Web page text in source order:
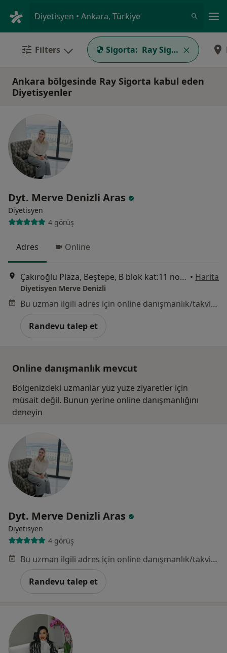
Diyetisyen • Ankara, Türkiye
Filters Sigorta: Ray Sigorta
Ankara bölgesinde Ray Sigorta kabul eden
Diyetisyenler
Dyt. Merve Denizli Aras
Diyetisyen
4 görüş
Adres Online
Çakıroğlu Plaza, Beştepe, B blok kat:11 no:77,, Ankara • Harita
Diyetisyen Merve Denizli
Bu uzman ilgili adres için online danışmanlık/takvim sunmuyor.
Randevu talep et
Online danışmanlık mevcut
Bölgenizdeki uzmanlar yüz yüze ziyaretler için
müsait değil. Bunun yerine online danışmanlığını
deneyin
Dyt. Merve Denizli Aras
Diyetisyen
4 görüş
Bu uzman ilgili adres için online danışmanlık/takvim sunmuyor.
Randevu talep et